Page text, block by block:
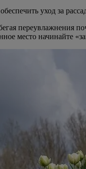
уход за
переувлажнения
место начинайте